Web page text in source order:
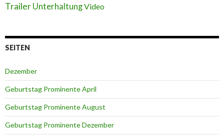
Trailer UnterhaltungVideo
SEITEN
Dezember
Geburtstag Prominente April
Geburtstag Prominente August
Geburtstag Prominente Dezember